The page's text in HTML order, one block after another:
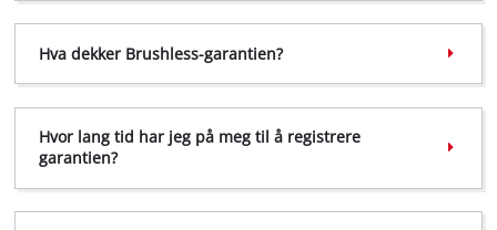
Hva dekker Brushless-garantien?
Hvor lang tid har jeg på meg til å registrere
garantien?